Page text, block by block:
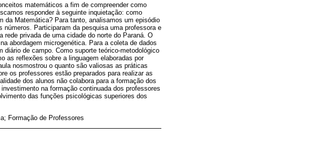
matemáticos a fim de compreender como
responder à seguinte inquietação: como
da Matemática? Para tanto, analisamos um episódio
Participaram da pesquisa uma professora e
rede privada de uma cidade do norte do Paraná. O
abordagem microgenética. Para a coleta de dados
de campo. Como suporte teórico-metodológico
as reflexões sobre a linguagem elaboradas por
nosmostrou o quanto são valiosas as práticas
os professores estão preparados para realizar as
dos alunos não colabora para a formação dos
na formação continuada dos professores
das funções psicológicas superiores dos
Formação de Professores